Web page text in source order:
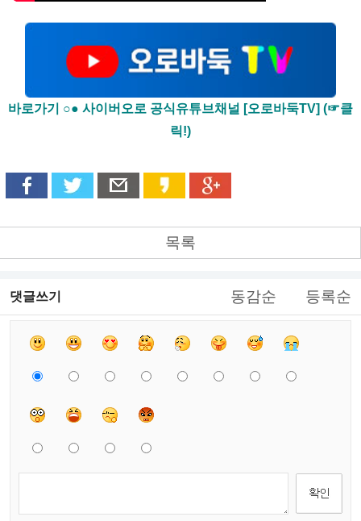
바로가기 ○● 사이버오로 공식유튜브채널 [오로바둑TV] (☞클
릭!)
목록
댓글쓰기 동감순 등록순